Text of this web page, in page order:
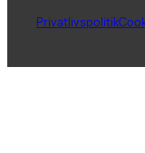
Privatlivspolitik